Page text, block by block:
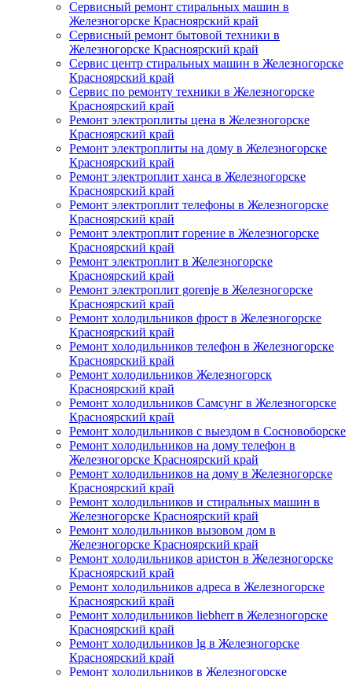
Сервисный ремонт стиральных машин в
Железногорске Красноярский край
Сервисный ремонт бытовой техники в
Железногорске Красноярский край
Сервис центр стиральных машин в Железногорске
Красноярский край
Сервис по ремонту техники в Железногорске
Красноярский край
Ремонт электроплиты цена в Железногорске
Красноярский край
Ремонт электроплиты на дому в Железногорске
Красноярский край
Ремонт электроплит ханса в Железногорске
Красноярский край
Ремонт электроплит телефоны в Железногорске
Красноярский край
Ремонт электроплит горение в Железногорске
Красноярский край
Ремонт электроплит в Железногорске
Красноярский край
Ремонт электроплит gorenje в Железногорске
Красноярский край
Ремонт холодильников фрост в Железногорске
Красноярский край
Ремонт холодильников телефон в Железногорске
Красноярский край
Ремонт холодильников Железногорск
Красноярский край
Ремонт холодильников Самсунг в Железногорске
Красноярский край
Ремонт холодильников с выездом в Сосновоборске
Ремонт холодильников на дому телефон в
Железногорске Красноярский край
Ремонт холодильников на дому в Железногорске
Красноярский край
Ремонт холодильников и стиральных машин в
Железногорске Красноярский край
Ремонт холодильников вызовом дом в
Железногорске Красноярский край
Ремонт холодильников аристон в Железногорске
Красноярский край
Ремонт холодильников адреса в Железногорске
Красноярский край
Ремонт холодильников liebherr в Железногорске
Красноярский край
Ремонт холодильников lg в Железногорске
Красноярский край
Ремонт холодильников в Железногорске